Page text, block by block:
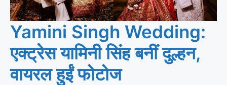
Yamini Singh Wedding:
एक्ट्रेस यामिनी सिंह बनीं दुल्हन,
वायरल हुईं फोटोज